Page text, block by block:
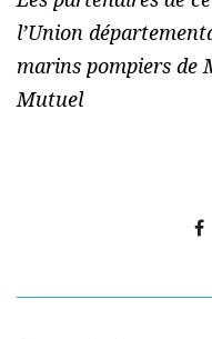
l’Union
marins pompiers de
Mutuel